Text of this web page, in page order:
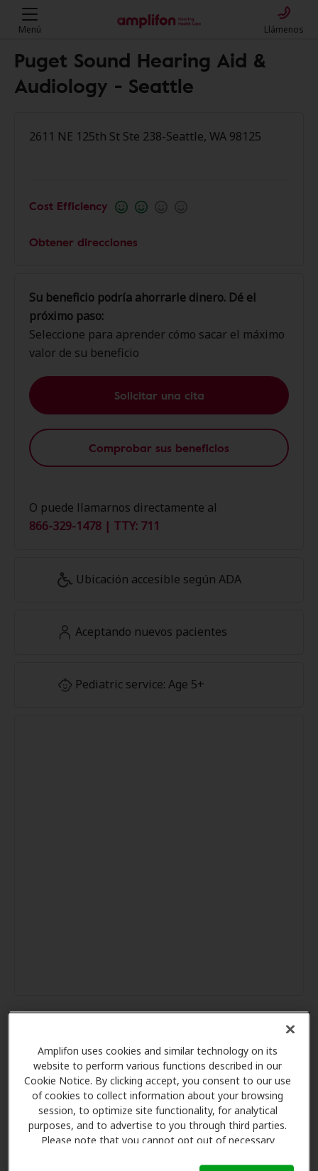
Amplifon uses cookies and similar technology on its
website to perform various functions described in our
Cookie Notice. By clicking accept, you consent to our use
of cookies to collect information about your browsing
session, to optimize site functionality, for analytical
purposes, and to advertise to you through third parties.
Please note that you cannot opt out of necessary
Menú Llámenos
Puget Sound Hearing Aid &
Audiology - Seattle
2611 NE 125th St Ste 238-Seattle, WA 98125
Cost Efficiency
Obtener direcciones
Su beneficio podría ahorrarle dinero. Dé el
próximo paso:
Seleccione para aprender cómo sacar el máximo
valor de su beneficio
Solicitar una cita
Comprobar sus beneficios
O puede llamarnos directamente al
866-329-1478 | TTY: 711
Ubicación accesible según ADA
Aceptando nuevos pacientes
Pediatric service: Age 5+
Las Ventajas de los Miembros
de Amplifon en Puget Sound
Hearing Aid & Audiology,
Seattle